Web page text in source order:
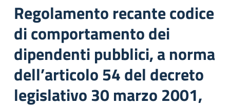
Regolamento recante codice
di comportamento dei
dipendenti pubblici, a norma
dell’articolo 54 del decreto
legislativo 30 marzo 2001,